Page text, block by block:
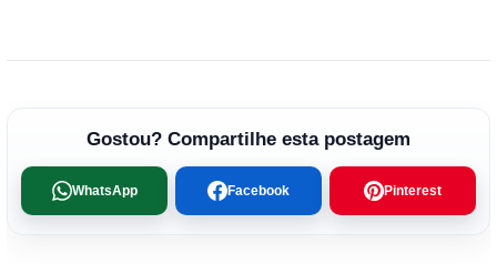
Gostou? Compartilhe esta postagem
WhatsApp Facebook Pinterest